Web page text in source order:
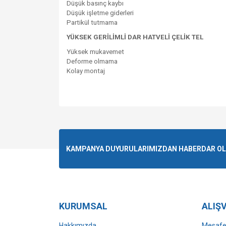
Düşük basınç kaybı
Düşük işletme giderleri
Partikül tutmama
YÜKSEK GERİLİMLİ DAR HATVELİ ÇELİK TEL
Yüksek mukavemet
Deforme olmama
Kolay montaj
Ürün resmi kalitesiz, bozuk veya
Bu ürüne benzer farklı alternatifler olmalı.
KAMPANYA DUYURULARIMIZDAN HABERDAR
KURUMSAL